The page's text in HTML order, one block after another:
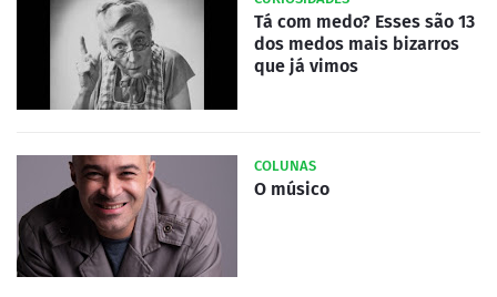
Tá com medo? Esses são 13
dos medos mais bizarros
que já vimos
COLUNAS
O músico